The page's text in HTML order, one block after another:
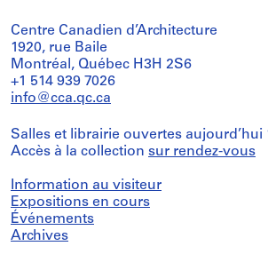
Centre Canadien d’Architecture
1920, rue Baile
Montréal, Québec H3H 2S6
+1 514 939 7026
info@cca.qc.ca
Salles et librairie ouvertes aujourd’hui
Accès à la collection sur rendez-vous
Information au visiteur
Expositions en cours
Événements
Archives